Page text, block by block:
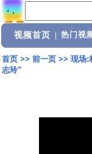
视频首页 热门视
首页>> 前一页>> 现场:
志玲”